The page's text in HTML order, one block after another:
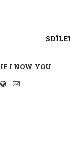
IF I NOW YOU